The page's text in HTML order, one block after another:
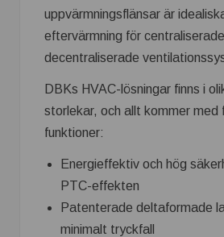
uppvärmningsflänsar är
eftervärmning för
decentraliserade
DBKs HVAC-lösningar finns i
storlekar, och allt kommer med
funktioner:
Energieffektiv och hög
PTC-effekten
Patenterade deltaformade
minimalt tryckfall